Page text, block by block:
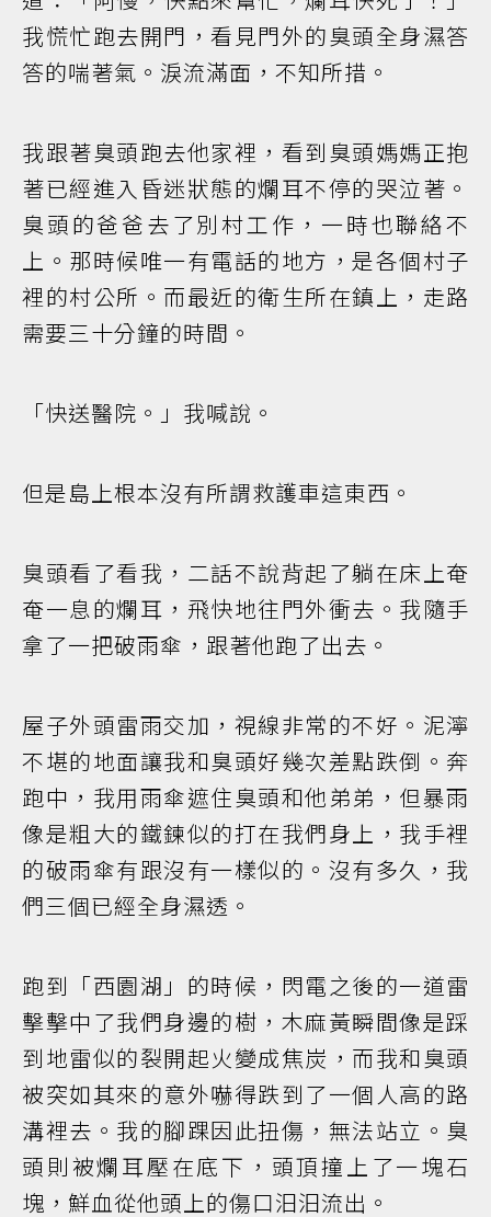
我慌忙跑去開門，看見門外的臭頭全身濕答
答的喘著氣。淚流滿面，不知所措。
我跟著臭頭跑去他家裡，看到臭頭媽媽正抱
著已經進入昏迷狀態的爛耳不停的哭泣著。
臭頭的爸爸去了別村工作，一時也聯絡不
上。那時候唯一有電話的地方，是各個村子
裡的村公所。而最近的衛生所在鎮上，走路
需要三十分鐘的時間。
「快送醫院。」我喊說。
但是島上根本沒有所謂救護車這東西。
臭頭看了看我，二話不說背起了躺在床上奄
奄一息的爛耳，飛快地往門外衝去。我隨手
拿了一把破雨傘，跟著他跑了出去。
屋子外頭雷雨交加，視線非常的不好。泥濘
不堪的地面讓我和臭頭好幾次差點跌倒。奔
跑中，我用雨傘遮住臭頭和他弟弟，但暴雨
像是粗大的鐵鍊似的打在我們身上，我手裡
的破雨傘有跟沒有一樣似的。沒有多久，我
們三個已經全身濕透。
跑到「西園湖」的時候，閃電之後的一道雷
擊擊中了我們身邊的樹，木麻黃瞬間像是踩
到地雷似的裂開起火變成焦炭，而我和臭頭
被突如其來的意外嚇得跌到了一個人高的路
溝裡去。我的腳踝因此扭傷，無法站立。臭
頭則被爛耳壓在底下，頭頂撞上了一塊石
塊，鮮血從他頭上的傷口汨汨流出。